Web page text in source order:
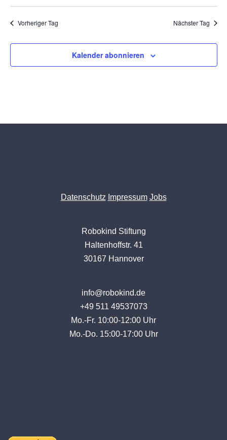
Vorheriger Tag Nächster Tag
Kalender abonnieren
Datenschutz Impressum Jobs
Robokind Stiftung
Haltenhoffstr. 41
30167 Hannover
info@robokind.de
+49 511 49537073
Mo.-Fr. 10:00-12:00 Uhr
Mo.-Do. 15:00-17:00 Uhr